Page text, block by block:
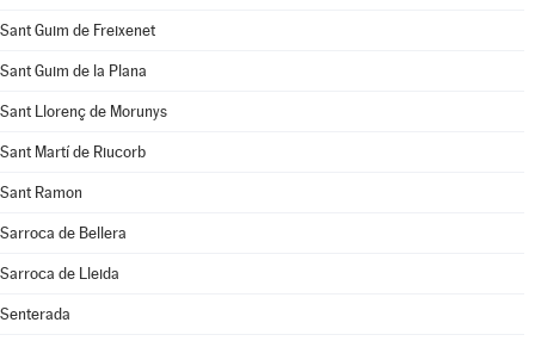
Sant Guim de Freixenet
Sant Guim de la Plana
Sant Llorenç de Morunys
Sant Martí de Riucorb
Sant Ramon
Sarroca de Bellera
Sarroca de Lleida
Senterada